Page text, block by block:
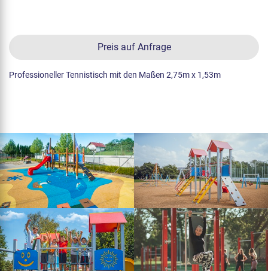
Preis auf Anfrage
Professioneller Tennistisch mit den Maßen 2,75m x 1,53m